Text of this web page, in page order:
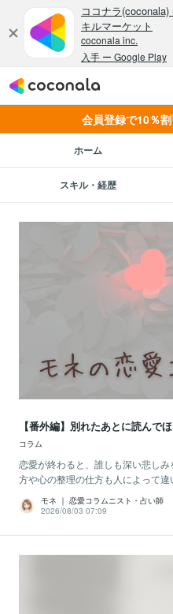
会員登録で10％
ホーム
スキル・経歴
【番外編】別れたあとに読んで
コラム
恋愛が終わると、誰しも深い悲し
方や心の整理の仕方も人によって
モネ ｜ 恋愛コラムニスト・占い師
2026/08/03 07:09